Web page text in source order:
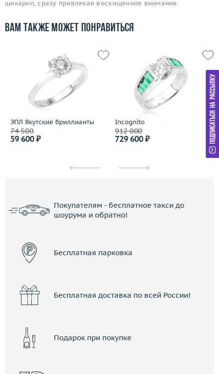
шикарно, сразу привлекая восхищенное внимание.
Вам также может понравиться
ЭПЛ Якутские бриллианты
74 500
59 600 ₽
Incognito
912 000
729 600 ₽
Покупателям - бесплатное такси до
шоурума и обратно!
Бесплатная парковка
Бесплатная доставка по всей России!
Подарок при покупке